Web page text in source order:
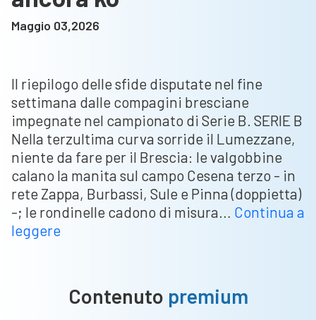
Maggio 03,2026
Il riepilogo delle sfide disputate nel fine
settimana dalle compagini bresciane
impegnate nel campionato di Serie B. SERIE B
Nella terzultima curva sorride il Lumezzane,
niente da fare per il Brescia: le valgobbine
calano la manita sul campo Cesena terzo - in
rete Zappa, Burbassi, Sule e Pinna (doppietta)
-; le rondinelle cadono di misura… Continua a
leggereIl
secondo
Contenuto premium